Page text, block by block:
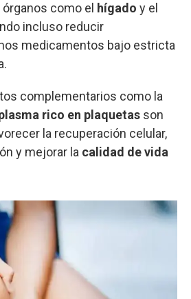
como el hígado y el
incluso reducir
medicamentos bajo estricta
complementarios como la
rico en plaquetas son
la recuperación celular,
y mejorar la calidad de vida